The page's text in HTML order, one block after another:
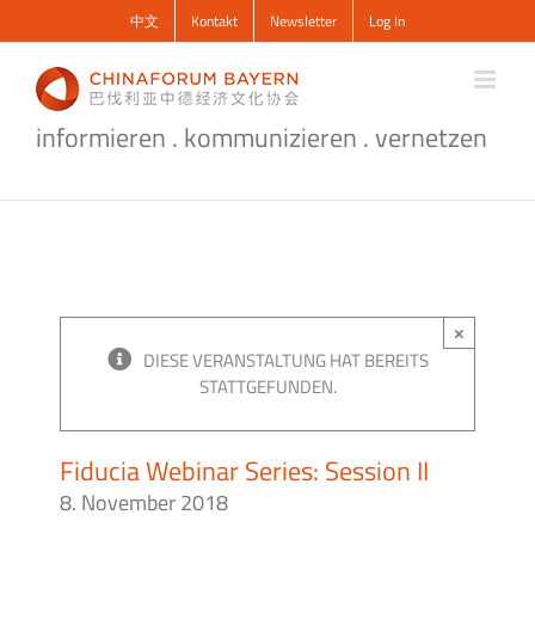
Inhalt
springen
中文 Kontakt Newsletter Log In
informieren . kommunizieren . vernetzen
×
DIESE VERANSTALTUNG HAT BEREITS
STATTGEFUNDEN.
Fiducia Webinar Series: Session II
8. November 2018